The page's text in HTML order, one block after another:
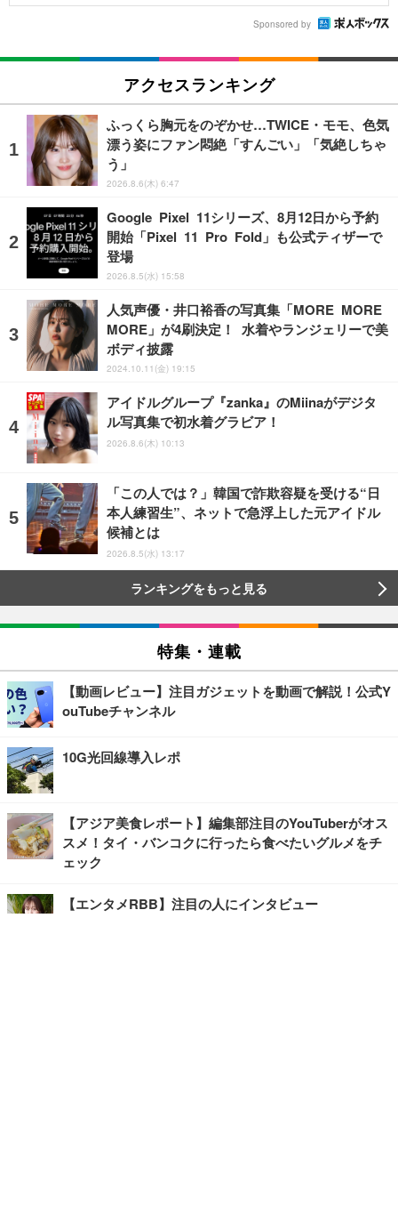
Sponsored by
アクセスランキング
ふっくら胸元をのぞかせ…TWICE・モモ、色気
漂う姿にファン悶絶「すんごい」「気絶しちゃ
う」
2026.8.6(木) 6:47
Google Pixel 11シリーズ、8月12日から予約
開始「Pixel 11 Pro Fold」も公式ティザーで
登場
2026.8.5(水) 15:58
人気声優・井口裕香の写真集「MORE MORE
MORE」が4刷決定！ 水着やランジェリーで美
ボディ披露
2024.10.11(金) 19:15
アイドルグループ『zanka』のMiinaがデジタ
ル写真集で初水着グラビア！
2026.8.6(木) 10:13
「この人では？」韓国で詐欺容疑を受ける“日
本人練習生”、ネットで急浮上した元アイドル
候補とは
2026.8.5(水) 13:17
ランキングをもっと見る
特集・連載
【動画レビュー】注目ガジェットを動画で解説！公式Y
ouTubeチャンネル
10G光回線導入レポ
【アジア美食レポート】編集部注目のYouTuberがオス
スメ！タイ・バンコクに行ったら食べたいグルメをチ
ェック
【エンタメRBB】注目の人にインタビュー